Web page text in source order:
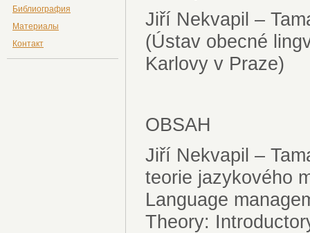
Библиография
Материалы
Контакт
Jiří Nekvapil –
(Ústav obecné
Karlovy v Praze)
OBSAH
Jiří Nekvapil –
teorie jazykového
Language
Theory: